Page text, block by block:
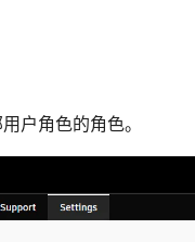
户角色的角色。